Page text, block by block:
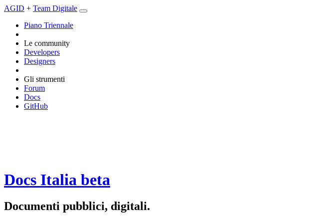
AGID + Team Digitale
Piano Triennale
Le community
Developers
Designers
Gli strumenti
Forum
Docs
GitHub
Docs Italia beta
Documenti pubblici, digitali.